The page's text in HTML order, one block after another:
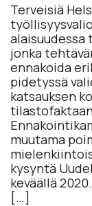
Terveisiä
alaisuudessa
jonka
ennakoida
pidetyssä
katsauksen
muutama
kysyntä
keväällä
[…]